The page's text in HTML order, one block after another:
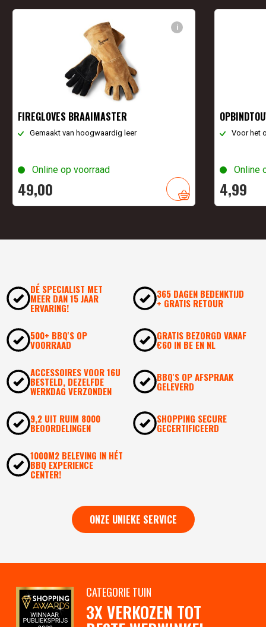
i
FIREGLOVES BRAAIMASTER
Gemaakt van hoogwaardig leer
Online op voorraad
49,00
Voor het
Online
4,99
DÉ SPECIALIST MET
MEER DAN 15 JAAR
ERVARING!
365 DAGEN BEDENKTIJD
+ GRATIS RETOUR
500+ BBQ'S OP
VOORRAAD
GRATIS BEZORGD VANAF
€60 IN BE EN NL
ACCESSOIRES VOOR 16U
BESTELD, DEZELFDE
WERKDAG VERZONDEN
BBQ'S OP AFSPRAAK
GELEVERD
9,2 UIT RUIM 8000
BEOORDELINGEN
SHOPPING SECURE
GECERTIFICEERD
1000M2 BELEVING IN HÉT
BBQ EXPERIENCE
CENTER!
ONZE UNIEKE SERVICE
CATEGORIE TUIN
3X VERKOZEN TOT